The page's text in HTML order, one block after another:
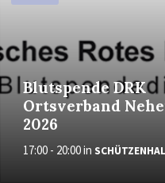
Blutspende DRK
Ortsverband
2026
17:00 - 20:00in